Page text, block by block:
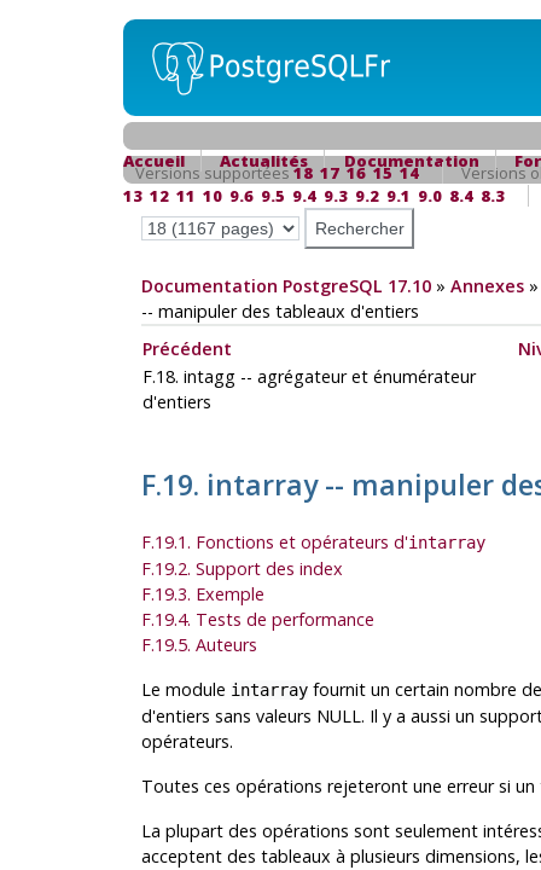
Accueil Actualités Documentation
Versions supportées18 17 16 15 14
Versions
13 12 11 10 9.6 9.5 9.4 9.3 9.2 9.1 9.0 8.4 8.3
Documentation PostgreSQL 17.10» Annexes
-- manipuler des tableaux d'entiers
Précédent
F.18. intagg -- agrégateur et énumérateur
d'entiers
F.19. intarray -- manipuler
F.19.1. Fonctions et opérateurs d'intarray
F.19.2. Support des index
F.19.3. Exemple
F.19.4. Tests de performance
F.19.5. Auteurs
Le module intarrayfournit un certain nombre
d'entiers sans valeurs NULL. Il y a aussi un
opérateurs.
Toutes ces opérations rejeteront une erreur si
La plupart des opérations sont seulement
acceptent des tableaux à plusieurs dimensions,